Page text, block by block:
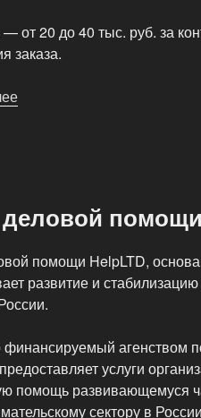
от 20 до 40 тыс. руб. за
заказа.
помощи HelpLTD,
развитие и
агенством
услуги
помощь развивающемуся
сектору в